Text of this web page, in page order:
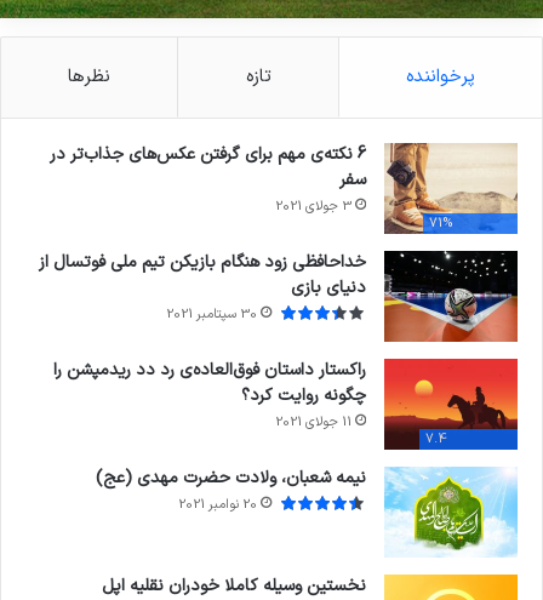
پرخواننده تازه نظرها
71%
6 نکته‌ی مهم برای گرفتن عکس‌های جذاب‌تر در
سفر
3 جولای 2021
خداحافظی زود هنگام بازیکن تیم ملی فوتسال از
دنیای بازی
30 سپتامبر 2021
7.4
راکستار داستان فوق‌العاده‌ی رد دد ریدمپشن را
چگونه روایت کرد؟
11 جولای 2021
نیمه شعبان، ولادت حضرت مهدی (عج)
20 نوامبر 2021
نخستین وسیله کاملا خودران نقلیه اپل